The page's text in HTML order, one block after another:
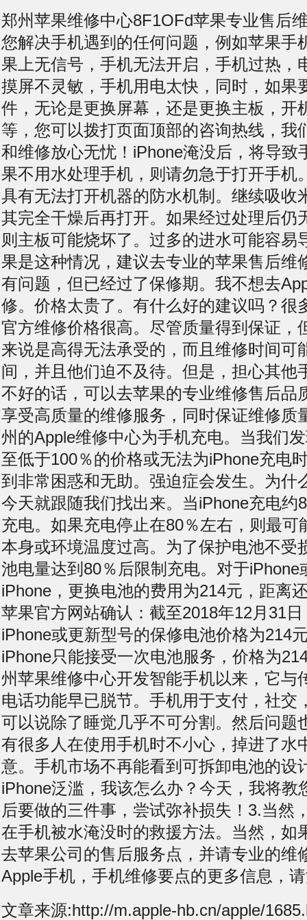
郑州苹果维修中心8F1OFd苹果专业售后
您解决手机遇到的任何问题，例如苹果手
果上无信号，手机无法开启，手机过热，
摸屏不灵敏，手机用电太快，同时，如果
件，无论是更换屏幕，还是更换主板，开
等，您可以拨打页面顶部的咨询热线，我
和维修放心无忧！iPhone淹没后，将导致
果不用水处理手机，则请勿急于打开手机
具有无法打开机器的防水机制。继续吸收
其完全干燥后再打开。如果经过处理后仍
则主板可能烧坏了。过多的进水可能容易
果是这种情况，建议去专业的苹果售后维
有问题，但已经过了保修期。我不想去
修。价格太贵了。有什么好的建议吗？很
官方维修价格很高。尽管质量得到保证，
来说是高得无法承受的，而且维修时间可
间，并且他们迫不及待。但是，担心其他
不好的话，可以去苹果的专业维修售后品
享受高质量的维修服务，同时保证维修质
州的Apple维修中心为手机充电。当我们
至低于100％的价格或无法为iPhone充电
到非常困惑和无助。强迫症会发生。为什
今天就跟随我们找出来。当iPhone充电约
充电。如果充电停止在80％左右，则最可
本身或环境温度过高。为了保护电池不受
池电量达到80％后限制充电。对于iPhone
iPhone，更换电池的费用为214元，距离
苹果官方网站确认：截至2018年12月31
iPhone或更新型号的保修电池价格为214
iPhone只能接受一次电池服务，价格为
州苹果维修中心开发智能手机以来，它与
电话功能早已脱节。手机用于支付，社交
可以说除了睡觉几乎不可分割。然后问题
有很多人在使用手机时不小心，掉进了水
意。手机市场不再能看到可拆卸电池的设
iPhone泛滥，我该怎么办？今天，我将教
后要做的三件事，尝试弥补损失！3.当然
在手机被水淹没时的救援方法。当然，如
去苹果公司的售后服务点，并请专业的维
Apple手机，手机维修要点的更多信息，
文章来源:http://m.apple-hb.cn/apple/